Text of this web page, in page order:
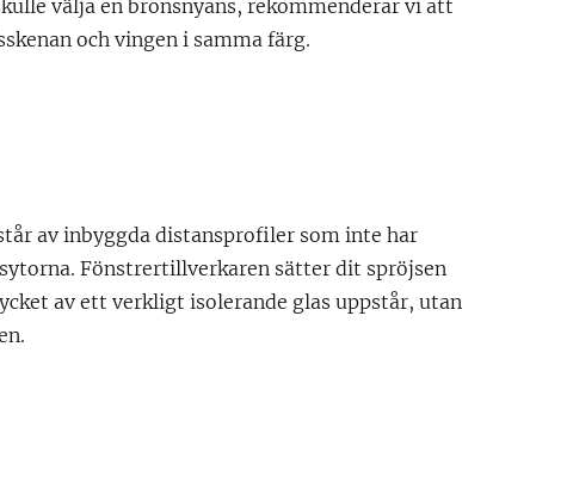
välja en bronsnyans, rekommenderar vi att
och vingen i samma färg.
av inbyggda distansprofiler som inte har
Fönstrertillverkaren sätter dit spröjsen
av ett verkligt isolerande glas uppstår, utan